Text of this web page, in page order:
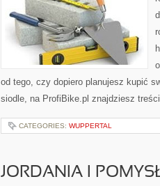
od tego, czy dopiero planujesz kupić
siodle, na ProfiBike.pl znajdziesz
CATEGORIES: WUPPERTAL
JORDANIA I